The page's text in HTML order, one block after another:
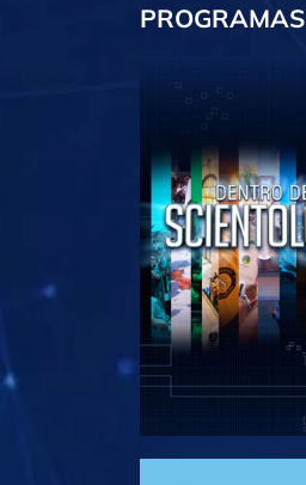
PROGRAMAS